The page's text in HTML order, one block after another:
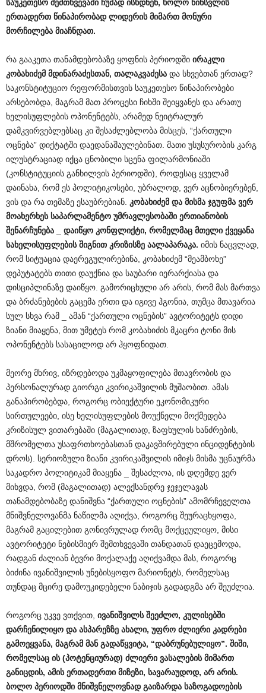
საუკეთესო შემთხვევაში ჩუმად ისხდნენ, ხოლო წინსვლის
ერთადერთ წინაპირობად ლიდერის მიმართ მონური
მორჩილება მიაჩნდათ.
რა გააკეთა თანამდებობაზე ყოფნის პერიოდში ირაკლი
კობახიძემ მდინარაძესთან, თალაკვაძესა და სხვებთან ერთად?
საკონსტიტუციო რეფორმისთვის საუკეთესო წინაპირობები
არსებობდა, მაგრამ მათ პროცესი ჩიხში შეიყვანეს და არათუ
ხელისუფლების ოპონენტებს, არამედ ნეიტრალურ
დამკვირვებლებსაც კი შესაძლებლობა მისცეს, “ქართული
ოცნება” დიქტატში დაედანაშაულებინათ. მათი უსუსურობის კარგ
ილუსტრაციად იქცა ცნობილი სცენა ფილარმონიაში
(კონსტიტუციის განხილვის პერიოდში), როდესაც ყველამ
დაინახა, რომ ეს პოლიტიკოსები, უბრალოდ, ვერ აცნობიერებენ,
ვის და რა თემაზე ესაუბრებიან. კობახიძემ და მისმა ჯგუფმა ვერ
მოახერხეს საპარლამენტო უმრავლესობაში ერთიანობის
შენარჩუნება
დაიწყო კონფლიქტი, რომელმაც მთელი ქვეყანა
სახელისუფლების შიგნით კრიზისზე აალაპარაკა. იმის ნაცვლად,
რომ სიტუაცია დაერეგულირებინა, კობახიძემ “მეამბოხე”
დეპუტატებს თითი დაუქნია და საუბარი იერარქიასა და
დისციპლინაზე დაიწყო. გამორიცხული არ არის, რომ მას მართვა
და ბრძანებების გაცემა ერთი და იგივე ჰგონია, თუმცა მთავარია
სულ სხვა რამ _ ამან “ქართული ოცნების” ავტორიტეტს დიდი
ზიანი მიაყენა, მით უმეტეს რომ კობახიძის მკაცრი ტონი მის
ოპონენტებს სასაცილოდ არ ჰყოფნიდათ.
მეორე მხრივ, იზრდებოდა უკმაყოფილება მთავრობის და
პერსონალურად გიორგი კვირიკაშვილის მუშაობით. ამას
განაპირობებდა, როგორც ობიექტური ეკონომიკური
სირთულეები, ისე ხელისუფლების მოუქნელი მოქმედება
კრიზისულ ვითარებაში (მაგალითად, ზაფხულის ხანძრების,
მშრომელთა უსაფრთხოებასთან დაკავშირებული ინციდენტების
დროს). სერიოზული ზიანი კვირიკაშვილის იმიჯს მისმა უცნაურმა
საკადრო პოლიტიკამ მიაყენა _ შესაძლოა, ის დღემდე ვერ
მიხვდა, რომ (მაგალითად) ალექსანდრე ჯეჯელავას
თანამდებობაზე დანიშვნა “ქართული ოცნების” ამომრჩეველთა
მნიშვნელოვანმა ნაწილმა აღიქვა, როგორც შეურაცხყოფა,
მაგრამ გაცილებით გონივრულად რომც მოქცეულიყო, მისი
ავტორიტეტი ნებისმიერ შემთხვევაში თანდათან დაეცემოდა,
რადგან ძალიან ბევრი მოქალაქე აღიქვამდა მას, როგორც
ბიძინა ივანიშვილის უნებისყოფო მარიონეტს, რომელსაც
თუნდაც მცირე დამოუკიდებელი ნაბიჯის გადადგმა არ შეუძლია.
როგორც უკვე ვთქვით, ივანიშვილს შეეძლო, კულისებში
დარჩენილიყო და ასპარეზზე ახალი, უფრო ძლიერი კადრები
გამოეყვანა, მაგრამ მან გადაწყვიტა, “დაბრუნებულიყო”. შიში,
რომელსაც ის(პოტენციურად) ძლიერი ვასალების მიმართ
განიცდის, ამის ერთადერთი მიზეზი, სავარაუდოდ, არ არის.
ბოლო პერიოდში მნიშვნელოვნად გაიზარდა საზოგადოების